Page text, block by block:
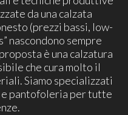
da una calzata
(prezzi bassi, low-
nascondono sempre
è una calzatura
che cura molto il
Siamo specializzati
pantofoleria per tutte